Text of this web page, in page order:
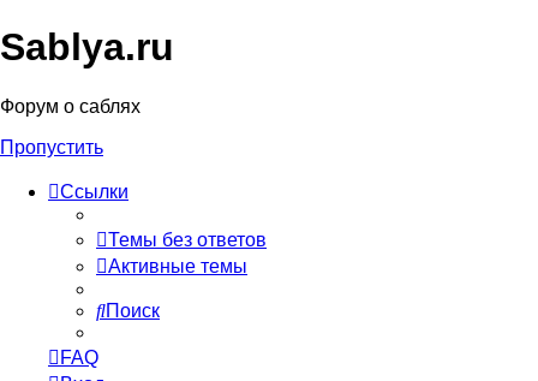
Sablya.ru
Форум о саблях
Пропустить
Ссылки
Темы без ответов
Активные темы
Поиск
FAQ